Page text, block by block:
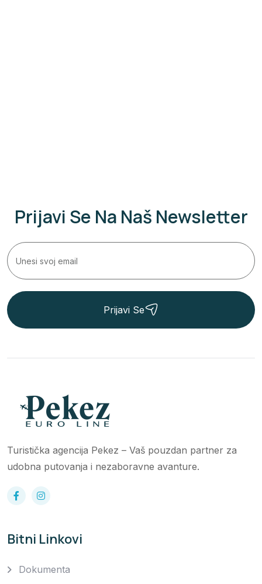
Prijavi Se Na Naš Newsletter
Prijavi Se
Turistička agencija Pekez – Vaš pouzdan partner za
udobna putovanja i nezaboravne avanture.
Bitni Linkovi
Dokumenta